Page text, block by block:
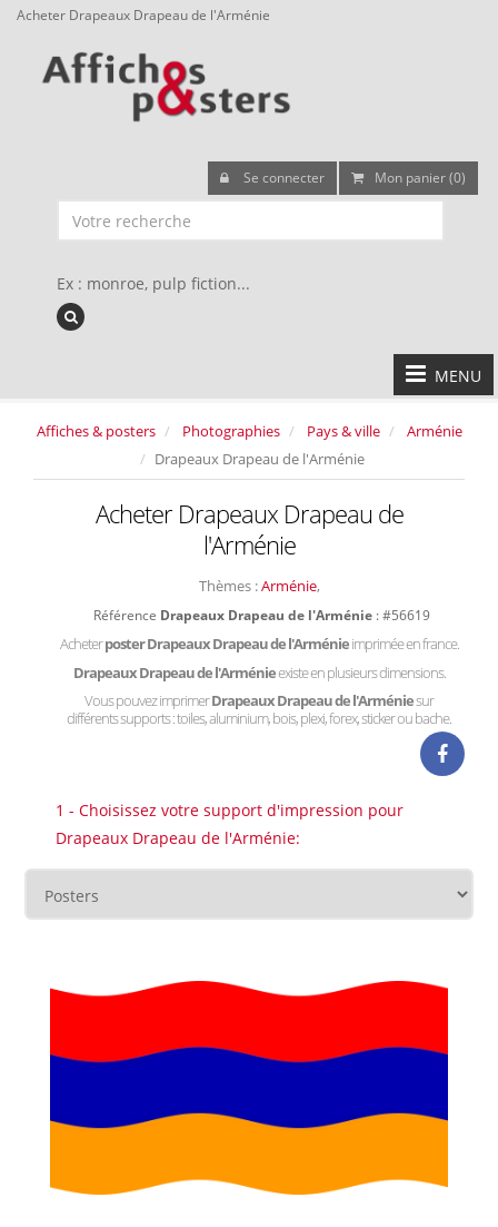
Acheter Drapeaux Drapeau de l'Arménie
Se connecter Mon panier (0)
Ex : monroe, pulp fiction...
MENU
Affiches & posters Photographies Pays & ville
Arménie
Drapeaux Drapeau de l'Arménie
Acheter Drapeaux Drapeau de
l'Arménie
Thèmes :Arménie,
Référence Drapeaux Drapeau de l'Arménie : #56619
Acheterposter Drapeaux Drapeau de l'Arménieimprimée en france.
Drapeaux Drapeau de l'Arménieexiste en plusieurs dimensions.
Vous pouvez imprimerDrapeaux Drapeau de l'Arméniesur
différents supports : toiles, aluminium, bois, plexi, forex, sticker ou bache.
1 - Choisissez votre support d'impression pour
Drapeaux Drapeau de l'Arménie: